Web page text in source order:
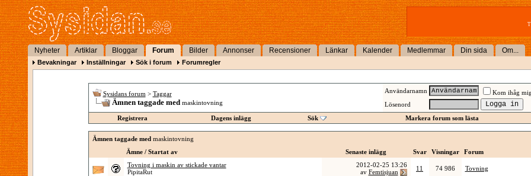
Nyheter Artiklar Bloggar Forum Bilder Annonser Recensioner Länkar Kalender Medlemmar Din sida Om...
Bevakningar Inställningar Sök i forum Forumregler
Sysidans forum > Taggar
Ämnen taggade med maskintovning
Användarnamn
Kom ihåg
Lösenord
Registrera
Dagens inlägg Sök Markera forum som lästa
Ämnen taggade med maskintovning
Ämne / Startat av
Senaste inlägg Svar Visningar
Forum
Tovning i maskin av stickade vantar
PipitaRut
2012-02-25 13:26
av Femtisjuan 11 74 986 Tovning